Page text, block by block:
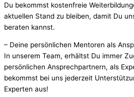
Du bekommst kostenfreie
aktuellen Stand zu bleiben, damit Du
beraten kannst.
– Deine persönlichen Mentoren als
In unserem Team, erhältst Du immer
persönlichen Ansprechpartnern, als
bekommst bei uns jederzeit
Experten aus!